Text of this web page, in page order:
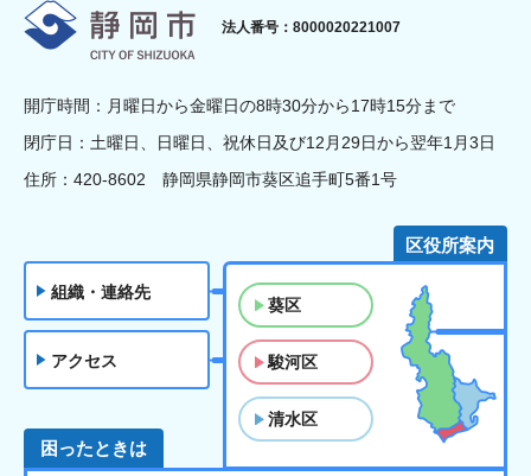
静岡市
法人番号：8000020221007
開庁時間：月曜日から金曜日の8時30分から17時15分まで
閉庁日：土曜日、日曜日、祝休日及び12月29日から翌年1月3日
住所：420-8602 静岡県静岡市葵区追手町5番1号
組織・連絡先
アクセス
区役所案内
葵区
駿河区
清水区
困ったときは